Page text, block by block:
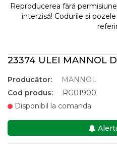
Reproducerea fără
interzisă! Codurile și
23374 ULEI MANNOL
Producător:
MANNOL
Cod produs:
RG01900
Disponibil la comanda